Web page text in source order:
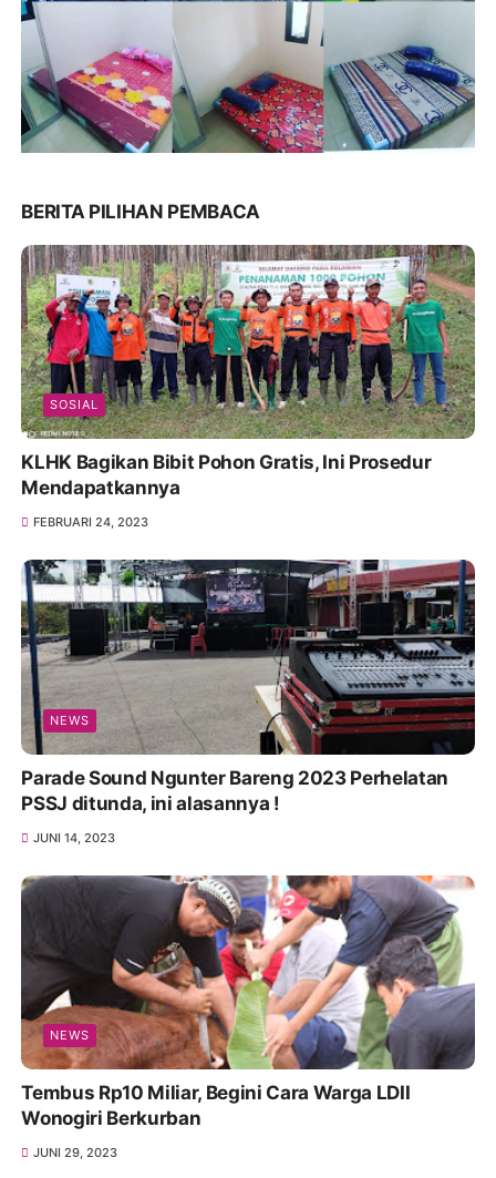
BERITA PILIHAN PEMBACA
SOSIAL
KLHK Bagikan Bibit Pohon Gratis, Ini Prosedur
Mendapatkannya
FEBRUARI 24, 2023
NEWS
Parade Sound Ngunter Bareng 2023 Perhelatan
PSSJ ditunda, ini alasannya !
JUNI 14, 2023
NEWS
Tembus Rp10 Miliar, Begini Cara Warga LDII
Wonogiri Berkurban
JUNI 29, 2023